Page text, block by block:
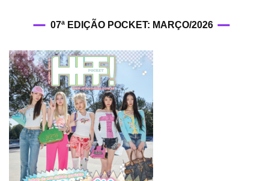
07ª EDIÇÃO POCKET: MARÇO/2026